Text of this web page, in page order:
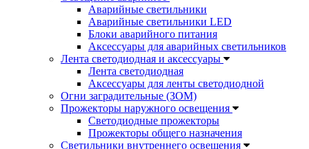
Аварийные светильники
Аварийные светильники LED
Блоки аварийного питания
Аксессуары для аварийных светильников
Лента светодиодная и аксессуары
Лента светодиодная
Аксессуары для ленты светодиодной
Огни заградительные (ЗОМ)
Прожекторы наружного освещения
Светодиодные прожекторы
Прожекторы общего назначения
Светильники внутреннего освещения